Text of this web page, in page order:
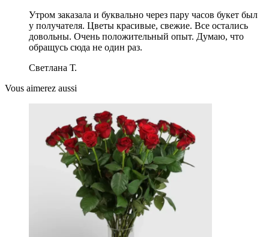
Утром заказала и буквально через пару часов букет был
у получателя. Цветы красивые, свежие. Все остались
довольны. Очень положительный опыт. Думаю, что
обращусь сюда не один раз.
Светлана Т.
Vous aimerez aussi